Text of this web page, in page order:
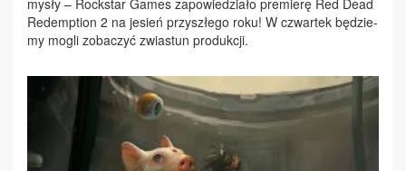
my­sły – Rock­star Ga­mes za­po­wie­dzia­ło pre­mie­rę Red De­ad
Re­demp­tion 2 na je­sień przy­szłe­go ro­ku! W czwar­tek bę­dzie­
my mo­gli zo­ba­czyć zwia­stun pro­duk­cji.